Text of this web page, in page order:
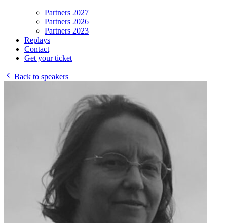
Partners 2027
Partners 2026
Partners 2023
Replays
Contact
Get your ticket
Back to speakers